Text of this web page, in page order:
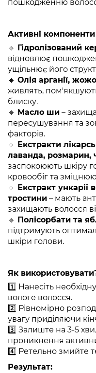
пошкодженню
Активні компоненти
🔹 Гідролізований
відновлює
ущільнює його
🔹 Олія арганії,
живлять,
блиску.
🔹 Масло ши –
пересушування та
факторів.
🔹 Екстракти
лаванда, розмарин,
заспокоюють шкіру
кровообіг та
🔹 Екстракт ункарії
тростини – мають
захищають волосся
🔹 Полісорбати та
підтримують
шкіри голови.
Як
1️⃣ Нанесіть
вологе волосся.
2️⃣ Рівномірно
увагу приділяючи
3️⃣ Залиште на 3-5
проникнення
4️⃣ Ретельно змийте
Результат: